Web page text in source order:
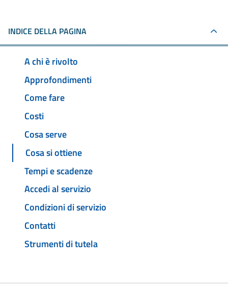
INDICE DELLA PAGINA
A chi è rivolto
Approfondimenti
Come fare
Costi
Cosa serve
Cosa si ottiene
Tempi e scadenze
Accedi al servizio
Condizioni di servizio
Contatti
Strumenti di tutela